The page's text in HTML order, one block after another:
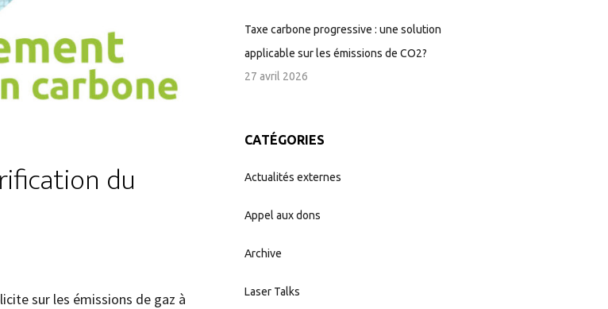
du
sur les émissions de gaz à
Taxe carbone progressive : une solution
applicable sur les émissions de CO2?
27 avril 2026
CATÉGORIES
Actualités externes
Appel aux dons
Archive
Laser Talks